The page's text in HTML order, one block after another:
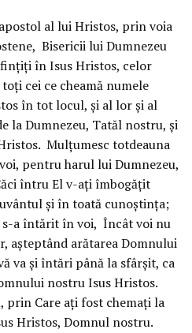
al lui Hristos, prin voia
Bisericii lui Dumnezeu
în Isus Hristos, celor
cei ce cheamă numele
în tot locul, şi al lor şi al
la Dumnezeu, Tatăl nostru, şi
Mulţumesc totdeauna
pentru harul lui Dumnezeu,
întru El v-aţi îmbogăţit
şi în toată cunoştinţa;
a întărit în voi, Încât voi nu
aşteptând arătarea Domnului
va şi întări până la sfârşit, ca
nostru Isus Hristos.
prin Care aţi fost chemaţi la
Hristos, Domnul nostru.